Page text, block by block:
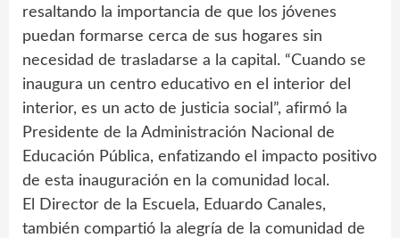
resaltando la importancia de que los jóvenes
puedan formarse cerca de sus hogares sin
necesidad de trasladarse a la capital. “Cuando se
inaugura un centro educativo en el interior del
interior, es un acto de justicia social”, afirmó la
Presidente de la Administración Nacional de
Educación Pública, enfatizando el impacto positivo
de esta inauguración en la comunidad local.
El Director de la Escuela, Eduardo Canales,
también compartió la alegría de la comunidad de